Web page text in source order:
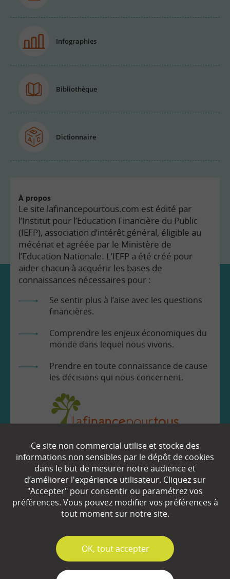
Infographies
Bibliothèque
Dictionnaire
À propos
Le site lafinancepourtous.com est édité par
l’Institut pour l’Education Financière du Public
(IEFP), association d’intérêt général, éligible au
mécénat et agréée par le Ministère de
l’Education Nationale. L’IEFP a été créé pour
aider chacun à acquérir les bases de
connaissances nécessaires pour :
Se sentir plus à l’aise avec les questions
financières.
Comprendre les enjeux économiques du
monde dans lequel nous vivons.
Prendre en toute connaissance de cause
les décisions qui nous concernent.
EN SAVOIR
Qui sommes-nous ?
Partenaires
Plan du site
Ce site non commercial utilise et stocke des
informations non sensibles par le dépôt de cookies
dans le but de mesurer notre audience et
d’améliorer l'expérience utilisateur. Cliquez sur
"Accepter" pour consentir ou paramétrez vos
préférences. Vous pouvez modifier vos préférences à
tout moment sur notre site.
✓
OK, tout accepter